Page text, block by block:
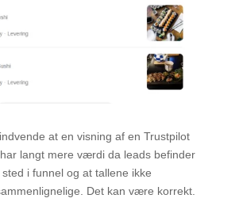
at en visning af en Trustpilot
langt mere værdi da leads befinder
i funnel og at tallene ikke
Det kan være korrekt.